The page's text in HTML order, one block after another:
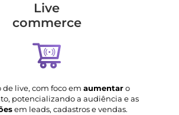
Live
commerce
de live, com foco em aumentaro
potencializando a audiência e as
em leads, cadastros e vendas.